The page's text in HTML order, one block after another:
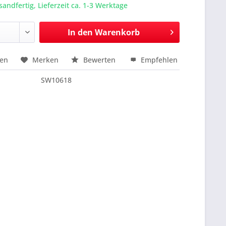
Lieferzeit ca. 1-3 Werktage
In den Warenkorb
Merken Bewerten Empfehlen
SW10618